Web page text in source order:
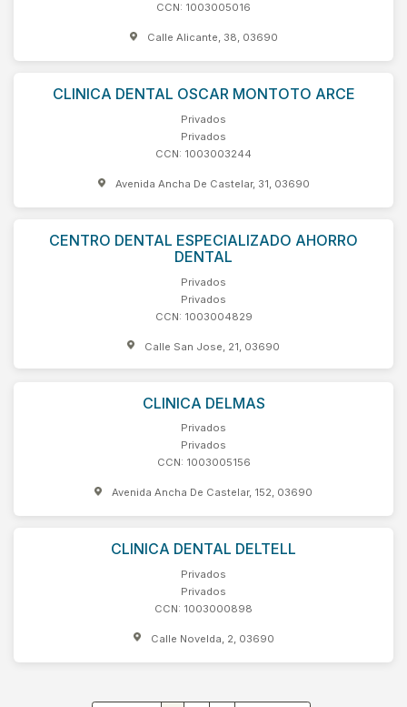
CCN: 1003005016
Calle Alicante, 38, 03690
CLINICA DENTAL OSCAR MONTOTO ARCE
Privados
Privados
CCN: 1003003244
Avenida Ancha De Castelar, 31, 03690
CENTRO DENTAL ESPECIALIZADO AHORRO
DENTAL
Privados
Privados
CCN: 1003004829
Calle San Jose, 21, 03690
CLINICA DELMAS
Privados
Privados
CCN: 1003005156
Avenida Ancha De Castelar, 152, 03690
CLINICA DENTAL DELTELL
Privados
Privados
CCN: 1003000898
Calle Novelda, 2, 03690